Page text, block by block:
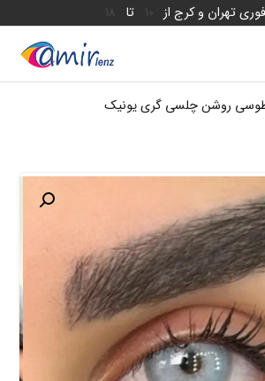
تهران و کرج از تا
طوسی روشن چلسی گری یونیک